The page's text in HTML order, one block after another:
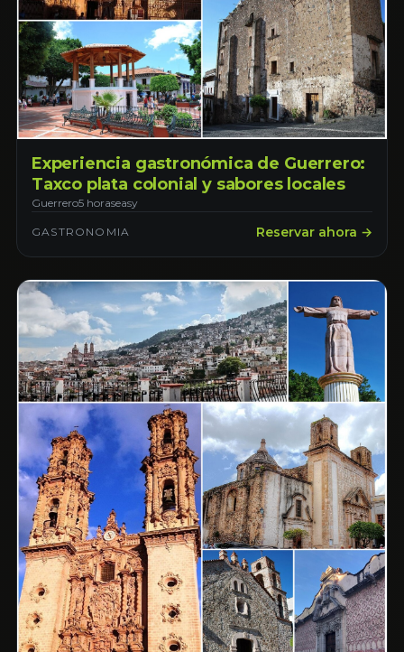
Experiencia gastronómica de Guerrero:
Taxco plata colonial y sabores locales
Guerrero5 horaseasy
GASTRONOMIA Reservar ahora →